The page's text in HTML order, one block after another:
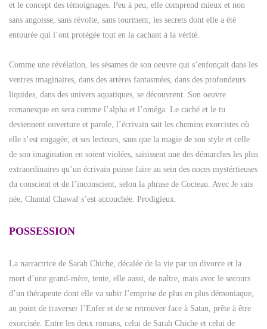
et le concept des témoignages. Peu à peu, elle comprend mieux et non
sans angoisse, sans révolte, sans tourment, les secrets dont elle a été
entourée qui l’ont protégée tout en la cachant à la vérité.
Comme une révélation, les sésames de son oeuvre qui s’enfonçait dans les
ventres imaginaires, dans des artères fantasmées, dans des profondeurs
liquides, dans des univers aquatiques, se découvrent. Son oeuvre
romanesque en sera comme l’alpha et l’oméga. Le caché et le tu
deviennent ouverture et parole, l’écrivain sait les chemins exorcistes où
elle s’est engagée, et ses lecteurs, sans que la magie de son style et celle
de son imagination en soient violées, saisissent une des démarches les plus
extraordinaires qu’un écrivain puisse faire au sein des noces mystértieuses
du conscient et de l’inconscient, selon la phrase de Cocteau. Avec Je suis
née, Chantal Chawaf s’est accouchée. Prodigieux.
POSSESSION
La narractrice de Sarah Chiche, décalée de la vie par un divorce et la
mort d’une grand-mère, tente, elle aussi, de naître, mais avec le secours
d’un thérapeute dont elle va subir l’emprise de plus en plus démoniaque,
au point de traverser l’Enfer et de se retrouver face à Satan, prête à être
exorcisée. Entre les deux romans, celui de Sarah Chiche et celui de